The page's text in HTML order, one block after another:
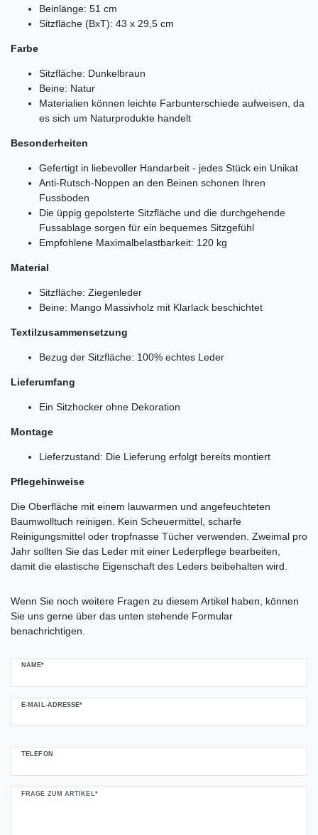
Beinlänge: 51 cm
Sitzfläche (BxT): 43 x 29,5 cm
Farbe
Sitzfläche: Dunkelbraun
Beine: Natur
Materialien können leichte Farbunterschiede aufweisen, da
es sich um Naturprodukte handelt
Besonderheiten
Gefertigt in liebevoller Handarbeit - jedes Stück ein Unikat
Anti-Rutsch-Noppen an den Beinen schonen Ihren
Fussboden
Die üppig gepolsterte Sitzfläche und die durchgehende
Fussablage sorgen für ein bequemes Sitzgefühl
Empfohlene Maximalbelastbarkeit: 120 kg
Material
Sitzfläche: Ziegenleder
Beine: Mango Massivholz mit Klarlack beschichtet
Textilzusammensetzung
Bezug der Sitzfläche: 100% echtes Leder
Lieferumfang
Ein Sitzhocker ohne Dekoration
Montage
Lieferzustand: Die Lieferung erfolgt bereits montiert
Pflegehinweise
Die Oberfläche mit einem lauwarmen und angefeuchteten
Baumwolltuch reinigen. Kein Scheuermittel, scharfe
Reinigungsmittel oder tropfnasse Tücher verwenden. Zweimal pro
Jahr sollten Sie das Leder mit einer Lederpflege bearbeiten,
damit die elastische Eigenschaft des Leders beibehalten wird.
Wenn Sie noch weitere Fragen zu diesem Artikel haben, können
Sie uns gerne über das unten stehende Formular
benachrichtigen.
NAME*
E-MAIL-ADRESSE*
TELEFON
FRAGE ZUM ARTIKEL*